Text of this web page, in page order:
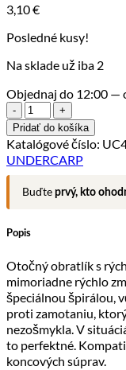
3,10€
Posledné kusy!
Na sklade už iba 2
Objednaj do 12:00 —
množstvo
Obratlík
s
rýchlospojkov
Pridať do košíka
Katalógové číslo:
UNDERCARP
Buďte prvý, kto
Popis
Otočný obratlík s
mimoriadne rýchlo
špeciálnou špirálou,
proti zamotaniu,
nezošmykla. V
to perfektné.
koncových súprav.